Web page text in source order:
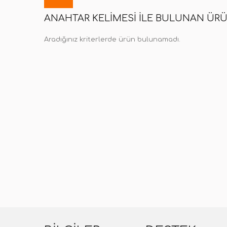
ANAHTAR KELIMESI ILE BULUNAN
Aradığınız kriterlerde ürün bulunamadı.